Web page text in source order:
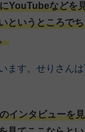
YouTubeなどを
というところで
ます。せりさん
インタビューを